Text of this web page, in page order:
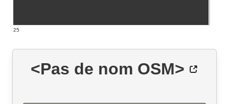
25
<Pas de nom OSM>